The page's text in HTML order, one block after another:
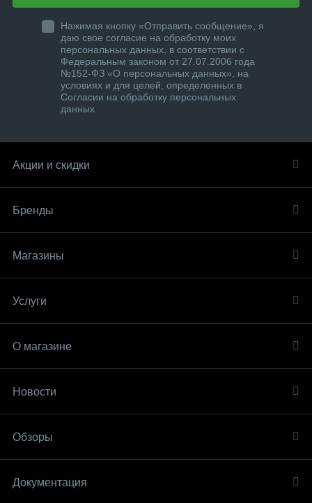
Нажимая кнопку «Отправить сообщение», я
даю свое согласие на обработку моих
персональных данных, в соответствии с
Федеральным законом от 27.07.2006 года
№152-ФЗ «О персональных данных», на
условиях и для целей, определенных в
Согласии на обработку персональных
данных
Акции и скидки
Бренды
Магазины
Услуги
О магазине
Новости
Обзоры
Документация